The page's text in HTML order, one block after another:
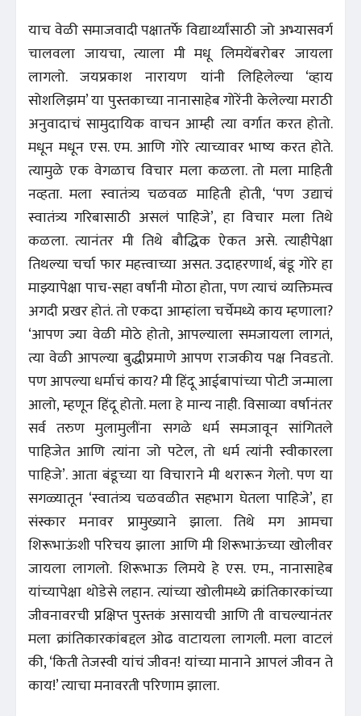
याच वेळी समाजवादी पक्षातर्फे विद्यार्थ्यांसाठी जो अभ्यासवर्ग
चालवला जायचा, त्याला मी मधू लिमयेंबरोबर जायला
लागलो. जयप्रकाश नारायण यांनी लिहिलेल्या ‘व्हाय
सोशलिझम’ या पुस्तकाच्या नानासाहेब गोरेंनी केलेल्या मराठी
अनुवादाचं सामुदायिक वाचन आम्ही त्या वर्गात करत होतो.
मधून मधून एस. एम. आणि गोरे त्याच्यावर भाष्य करत होते.
त्यामुळे एक वेगळाच विचार मला कळला. तो मला माहिती
नव्हता. मला स्वातंत्र्य चळवळ माहिती होती, ‘पण उद्याचं
स्वातंत्र्य गरिबासाठी असलं पाहिजे’, हा विचार मला तिथे
कळला. त्यानंतर मी तिथे बौद्धिक ऐकत असे. त्याहीपेक्षा
तिथल्या चर्चा फार महत्त्वाच्या असत. उदाहरणार्थ, बंडू गोरे हा
माझ्यापेक्षा पाच-सहा वर्षांनी मोठा होता, पण त्याचं व्यक्तिमत्त्व
अगदी प्रखर होतं. तो एकदा आम्हांला चर्चेमध्ये काय म्हणाला?
‘आपण ज्या वेळी मोठे होतो, आपल्याला समजायला लागतं,
त्या वेळी आपल्या बुद्धीप्रमाणे आपण राजकीय पक्ष निवडतो.
पण आपल्या धर्माचं काय? मी हिंदू आईबापांच्या पोटी जन्माला
आलो, म्हणून हिंदू होतो. मला हे मान्य नाही. विसाव्या वर्षानंतर
सर्व तरुण मुलामुलींना सगळे धर्म समजावून सांगितले
पाहिजेत आणि त्यांना जो पटेल, तो धर्म त्यांनी स्वीकारला
पाहिजे’. आता बंडूच्या या विचाराने मी थरारून गेलो. पण या
सगळ्यातून ‘स्वातंत्र्य चळवळीत सहभाग घेतला पाहिजे’, हा
संस्कार मनावर प्रामुख्याने झाला. तिथे मग आमचा
शिरूभाऊंशी परिचय झाला आणि मी शिरूभाऊंच्या खोलीवर
जायला लागलो. शिरूभाऊ लिमये हे एस. एम., नानासाहेब
यांच्यापेक्षा थोडेसे लहान. त्यांच्या खोलीमध्ये क्रांतिकारकांच्या
जीवनावरची प्रक्षिप्त पुस्तकं असायची आणि ती वाचल्यानंतर
मला क्रांतिकारकांबद्दल ओढ वाटायला लागली. मला वाटलं
की, ‘किती तेजस्वी यांचं जीवन! यांच्या मानाने आपलं जीवन ते
काय!’ त्याचा मनावरती परिणाम झाला.